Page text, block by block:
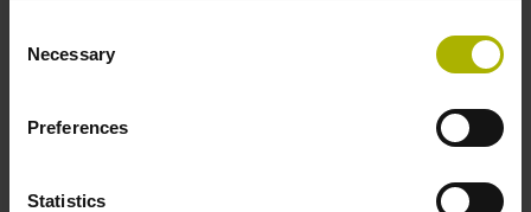
Selection
Necessary
Preferences
Statistics